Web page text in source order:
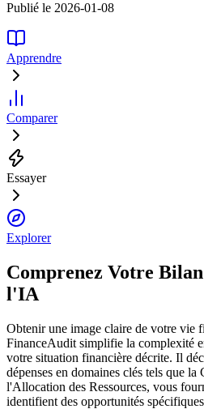
Publié le 2026-01-08
Apprendre
Comparer
Essayer
Explorer
Comprenez Votre
l'IA
Obtenir une image claire de votre vie
FinanceAudit simplifie la complexité
votre situation financière décrite. Il
dépenses en domaines clés tels que la
l'Allocation des Ressources, vous
identifient des opportunités